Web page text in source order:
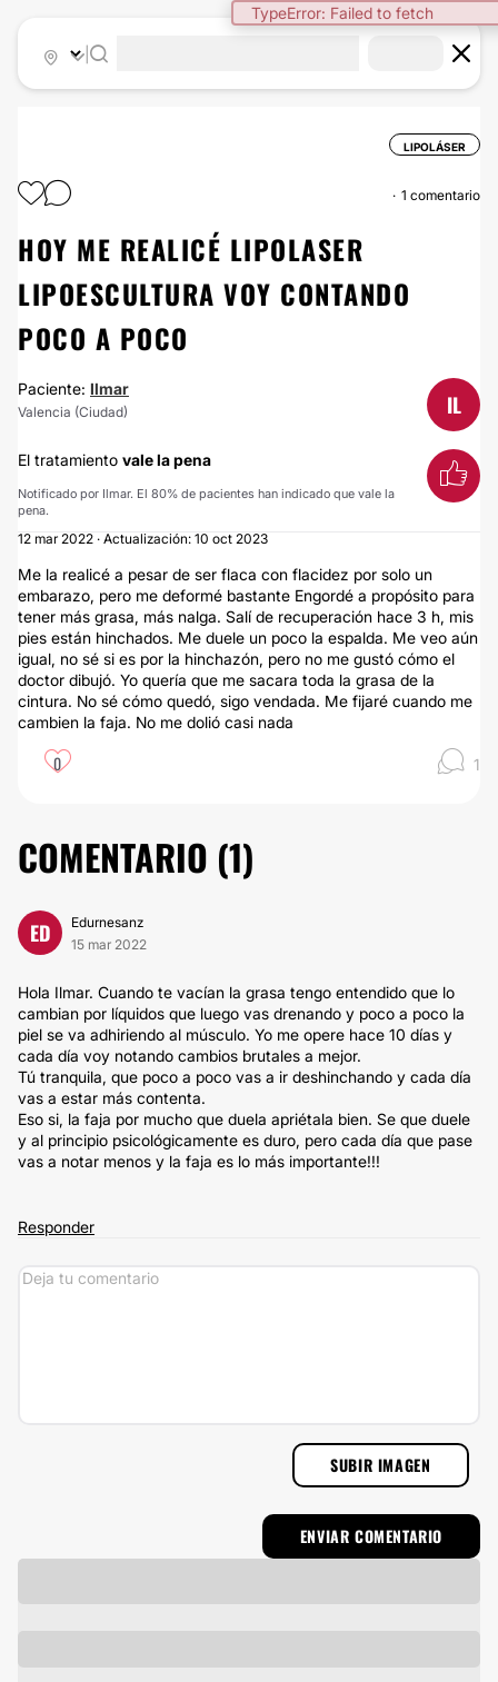
TypeError: Failed to fetch
LIPOLÁSER
1 comentario
HOY ME REALICÉ LIPOLASER
LIPOESCULTURA VOY CONTANDO
POCO A POCO
Paciente: Ilmar
Valencia (Ciudad) IL
El tratamiento vale la pena
Notificado por Ilmar. El 80% de pacientes han indicado que vale la
pena.
12 mar 2022 · Actualización: 10 oct 2023
Me la realicé a pesar de ser flaca con flacidez por solo un
embarazo, pero me deformé bastante Engordé a propósito para
tener más grasa, más nalga. Salí de recuperación hace 3 h, mis
pies están hinchados. Me duele un poco la espalda. Me veo aún
igual, no sé si es por la hinchazón, pero no me gustó cómo el
doctor dibujó. Yo quería que me sacara toda la grasa de la
cintura. No sé cómo quedó, sigo vendada. Me fijaré cuando me
cambien la faja. No me dolió casi nada
0 1
COMENTARIO (1)
ED
Edurnesanz
15 mar 2022
Hola Ilmar. Cuando te vacían la grasa tengo entendido que lo
cambian por líquidos que luego vas drenando y poco a poco la
piel se va adhiriendo al músculo. Yo me opere hace 10 días y
cada día voy notando cambios brutales a mejor.
Tú tranquila, que poco a poco vas a ir deshinchando y cada día
vas a estar más contenta.
Eso si, la faja por mucho que duela apriétala bien. Se que duele
y al principio psicológicamente es duro, pero cada día que pase
vas a notar menos y la faja es lo más importante!!!
Responder
SUBIR IMAGEN